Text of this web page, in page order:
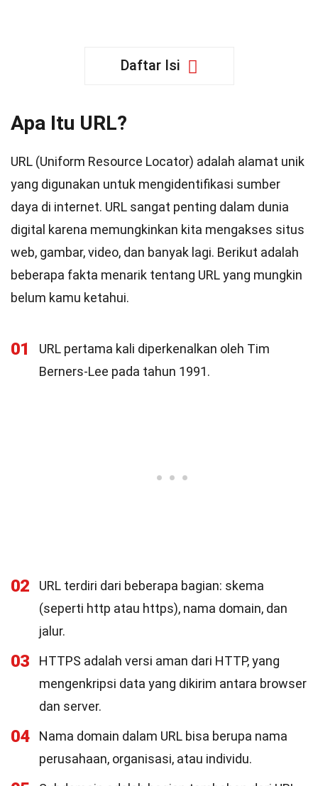
Daftar Isi
Apa Itu URL?
URL (Uniform Resource Locator) adalah alamat unik
yang digunakan untuk mengidentifikasi sumber
daya di internet. URL sangat penting dalam dunia
digital karena memungkinkan kita mengakses situs
web, gambar, video, dan banyak lagi. Berikut adalah
beberapa fakta menarik tentang URL yang mungkin
belum kamu ketahui.
01
URL pertama kali diperkenalkan oleh Tim
Berners-Lee pada tahun 1991.
02
URL terdiri dari beberapa bagian: skema
(seperti http atau https), nama domain, dan
jalur.
03
HTTPS adalah versi aman dari HTTP, yang
mengenkripsi data yang dikirim antara browser
dan server.
04
Nama domain dalam URL bisa berupa nama
perusahaan, organisasi, atau individu.